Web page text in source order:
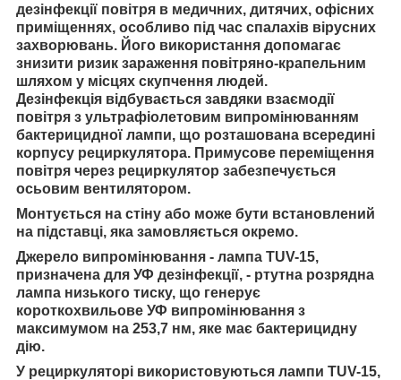
дезінфекції повітря в медичних, дитячих, офісних
приміщеннях, особливо під час спалахів вірусних
захворювань. Його використання допомагає
знизити ризик зараження повітряно-крапельним
шляхом у місцях скупчення людей.
Дезінфекція відбувається завдяки взаємодії
повітря з ультрафіолетовим випромінюванням
бактерицидної лампи, що розташована всередині
корпусу рециркулятора. Примусове переміщення
повітря через рециркулятор забезпечується
осьовим вентилятором.
Монтується на стіну або може бути встановлений
на підставці, яка замовляється окремо.
Джерело випромінювання - лампа TUV-15,
призначена для УФ дезінфекції, - ртутна розрядна
лампа низького тиску, що генерує
короткохвильове УФ випромінювання з
максимумом на 253,7 нм, яке має бактерицидну
дію.
У рециркуляторі використовуються лампи TUV-15,